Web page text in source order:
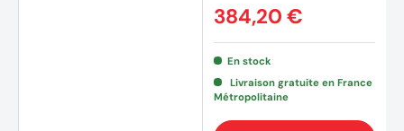
384,20 €
En stock
Livraison gratuite en France
Métropolitaine